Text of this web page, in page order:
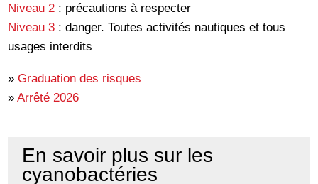
Niveau 2 : précautions à respecter
Niveau 3 : danger. Toutes activités nautiques et tous
usages interdits
»Graduation des risques
»Arrêté 2026
En savoir plus sur les
cyanobactéries